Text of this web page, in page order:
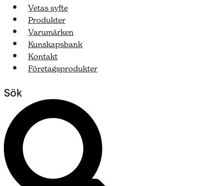
Vetas syfte
Produkter
Varumärken
Kunskapsbank
Kontakt
Företagsprodukter
Sök